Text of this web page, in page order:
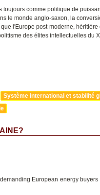
comme politique de
le monde anglo-saxon, la
l'Europe post-moderne, héritière
des élites intellectuelles du
Système international et stabilité
European energy buyers